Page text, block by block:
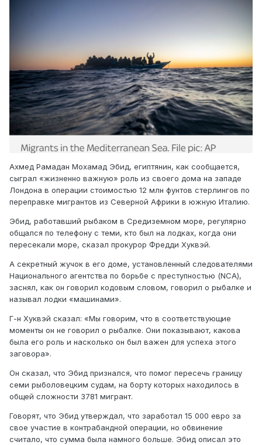
Ахмед Рамадан Мохамад Эбид, египтянин, как сообщается,
сыграл «жизненно важную» роль из своего дома на западе
Лондона в операции стоимостью 12 млн фунтов стерлингов по
переправке мигрантов из Северной Африки в южную Италию.
Эбид, работавший рыбаком в Средиземном море, регулярно
общался по телефону с теми, кто был на лодках, когда они
пересекали море, сказал прокурор Фредди Хуквэй.
А секретный жучок в его доме, установленный следователями
Национального агентства по борьбе с преступностью (NCA),
заснял, как он говорил кодовым словом, говорил о рыбалке и
называл лодки «машинами».
Г-н Хуквэй сказал: «Мы говорим, что в соответствующие
моменты он не говорил о рыбалке. Они показывают, какова
была его роль и насколько он был важен для успеха этого
заговора».
Он сказал, что Эбид признался, что помог пересечь границу
семи рыболовецким судам, на борту которых находилось в
общей сложности 3781 мигрант.
Говорят, что Эбид утверждал, что заработал 15 000 евро за
свое участие в контрабандной операции, но обвинение
считало, что сумма была намного больше. Эбид описал это